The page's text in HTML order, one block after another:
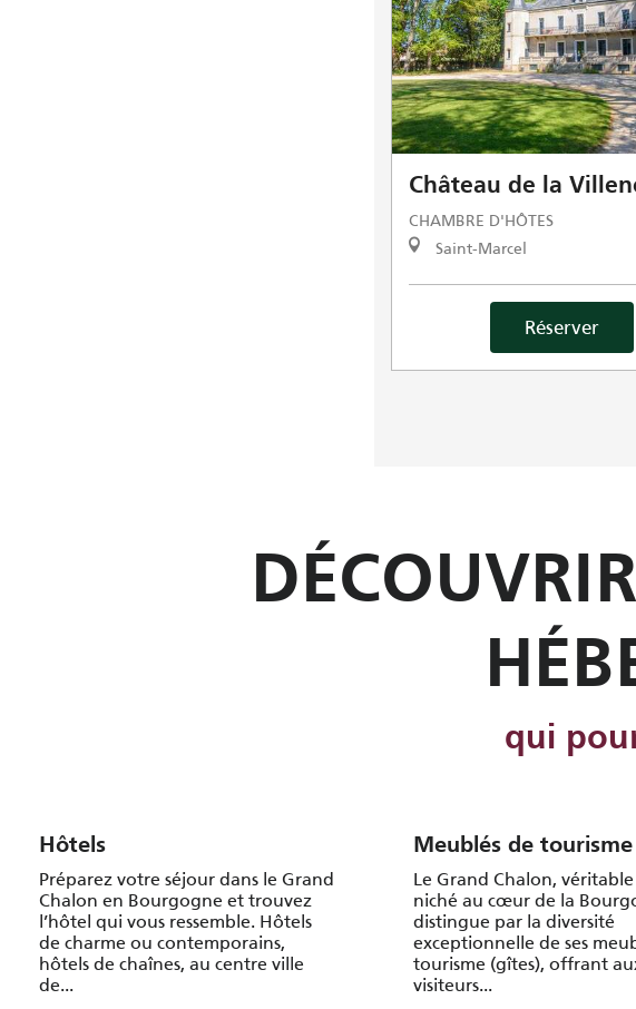
Château de la
CHAMBRE D'HÔTES
Saint-Marcel
Réserver
qui
Hôtels
Préparez votre séjour dans le Grand
Chalon en Bourgogne et trouvez
l’hôtel qui vous ressemble. Hôtels
de charme ou contemporains,
hôtels de chaînes, au centre ville
de...
Meublés de
Le Grand Chalon,
niché au cœur de la
distingue par la diversité
exceptionnelle de ses
tourisme (gîtes), offrant
visiteurs...